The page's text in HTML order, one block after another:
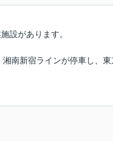
設があります。
南新宿ラインが停車し、